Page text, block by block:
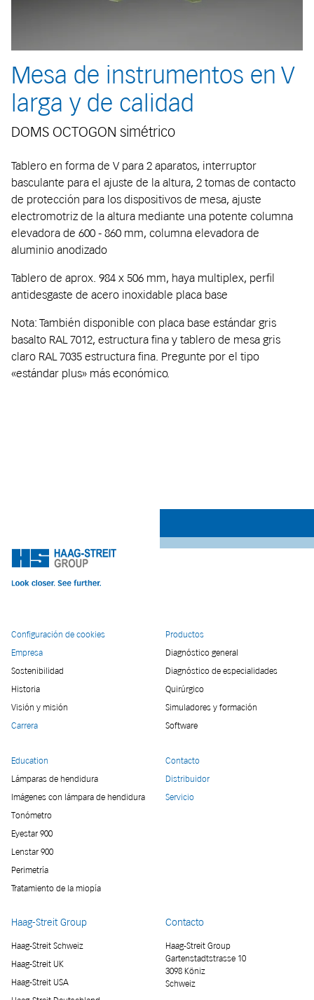
Mesa de instrumentos en V
larga y de calidad
DOMS OCTOGON simétrico
Tablero en forma de V para 2 aparatos, interruptor
basculante para el ajuste de la altura, 2 tomas de contacto
de protección para los dispositivos de mesa, ajuste
electromotriz de la altura mediante una potente columna
elevadora de 600 - 860 mm, columna elevadora de
aluminio anodizado
Tablero de aprox. 984 x 506 mm, haya multiplex, perfil
antidesgaste de acero inoxidable placa base
Nota: También disponible con placa base estándar gris
basalto RAL 7012, estructura fina y tablero de mesa gris
claro RAL 7035 estructura fina. Pregunte por el tipo
«estándar plus» más económico.
Configuración de cookies
Empresa
Sostenibilidad
Historia
Visión y misión
Carrera
Productos
Diagnóstico general
Diagnóstico de especialidades
Quirúrgico
Simuladores y formación
Software
Education
Lámparas de hendidura
Imágenes con lámpara de hendidura
Tonómetro
Eyestar 900
Lenstar 900
Perimetría
Tratamiento de la miopía
Contacto
Distribuidor
Servicio
Haag-Streit Group
Haag-Streit Schweiz
Haag-Streit UK
Haag-Streit USA
Contacto
Haag-Streit Group
Gartenstadtstrasse 10
3098 Köniz
Schweiz